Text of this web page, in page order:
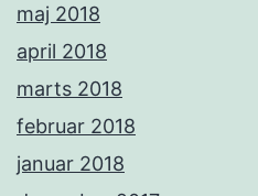
maj 2018
april 2018
marts 2018
februar 2018
januar 2018